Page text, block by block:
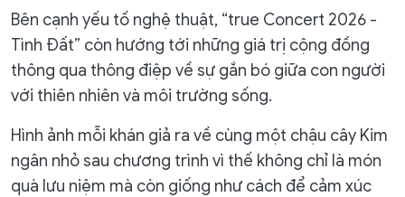
Bên cạnh yếu tố nghệ thuật, “true Concert 2026 -
Tình Đất” còn hướng tới những giá trị cộng đồng
thông qua thông điệp về sự gắn bó giữa con người
với thiên nhiên và môi trường sống.
Hình ảnh mỗi khán giả ra về cùng một chậu cây Kim
ngân nhỏ sau chương trình vì thế không chỉ là món
quà lưu niệm mà còn giống như cách để cảm xúc